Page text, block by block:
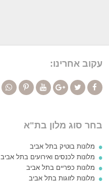
עקוב אחרינו:
בחר סוג מלון בת"א
מלונות בוטיק בתל אביב
מלונות לכנסים ואירועים בתל אביב
מלונות כפריים בתל אביב
מלונות לזוגות בתל אביב